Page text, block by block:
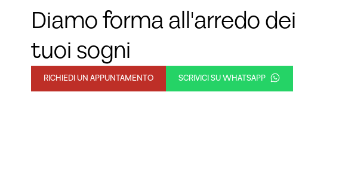
Diamo forma all'arredo dei
tuoi sogni
RICHIEDI UN APPUNTAMENTO SCRIVICI SU WHATSAPP